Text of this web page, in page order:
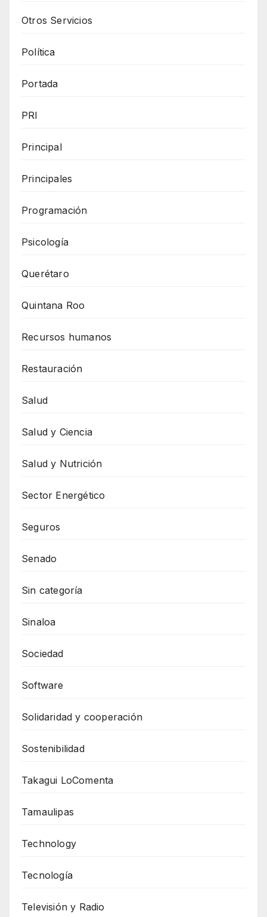
Otros Servicios
Política
Portada
PRI
Principal
Principales
Programación
Psicología
Querétaro
Quintana Roo
Recursos humanos
Restauración
Salud
Salud y Ciencia
Salud y Nutrición
Sector Energético
Seguros
Senado
Sin categoría
Sinaloa
Sociedad
Software
Solidaridad y cooperación
Sostenibilidad
Takagui LoComenta
Tamaulipas
Technology
Tecnología
Televisión y Radio